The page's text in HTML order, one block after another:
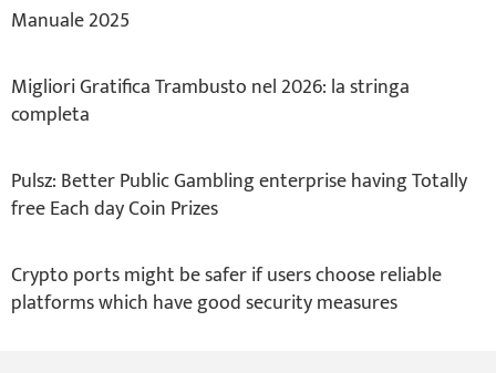
Manuale 2025
Migliori Gratifica Trambusto nel 2026: la stringa
completa
Pulsz: Better Public Gambling enterprise having Totally
free Each day Coin Prizes
Crypto ports might be safer if users choose reliable
platforms which have good security measures